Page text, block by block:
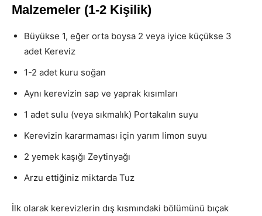
Malzemeler (1-2 Kişilik)
Büyükse 1, eğer orta boysa 2 veya iyice küçükse 3
adet Kereviz
1-2 adet kuru soğan
Aynı kerevizin sap ve yaprak kısımları
1 adet sulu (veya sıkmalık) Portakalın suyu
Kerevizin kararmaması için yarım limon suyu
2 yemek kaşığı Zeytinyağı
Arzu ettiğiniz miktarda Tuz
İlk olarak kerevizlerin dış kısmındaki bölümünü bıçak